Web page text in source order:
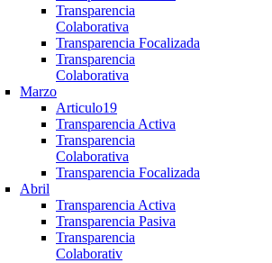
Transparencia
Colaborativa
Transparencia Focalizada
Transparencia
Colaborativa
Marzo
Articulo19
Transparencia Activa
Transparencia
Colaborativa
Transparencia Focalizada
Abril
Transparencia Activa
Transparencia Pasiva
Transparencia
Colaborativ